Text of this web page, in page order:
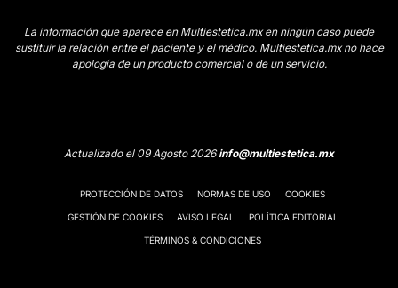
La información que aparece en Multiestetica.mx en ningún caso puede
sustituir la relación entre el paciente y el médico. Multiestetica.mx no hace
apología de un producto comercial o de un servicio.
Actualizado el 09 Agosto 2026info@multiestetica.mx
PROTECCIÓN DE DATOS NORMAS DE USO COOKIES
GESTIÓN DE COOKIES AVISO LEGAL POLÍTICA EDITORIAL
TÉRMINOS & CONDICIONES